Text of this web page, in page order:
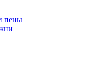
пены